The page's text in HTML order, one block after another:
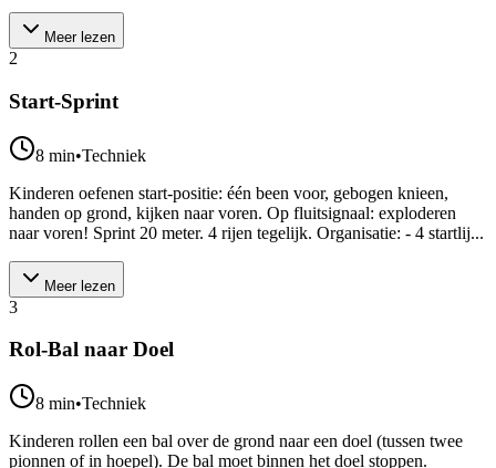
Meer lezen
2
Start-Sprint
8 min•Techniek
Kinderen oefenen start-positie: één been voor, gebogen knieen,
handen op grond, kijken naar voren. Op fluitsignaal: exploderen
naar voren! Sprint 20 meter. 4 rijen tegelijk. Organisatie: - 4 startlij...
Meer lezen
3
Rol-Bal naar Doel
8 min•Techniek
Kinderen rollen een bal over de grond naar een doel (tussen twee
pionnen of in hoepel). De bal moet binnen het doel stoppen.